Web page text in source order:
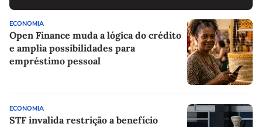
ECONOMIA
Open Finance muda a lógica do crédito
e amplia possibilidades para
empréstimo pessoal
ECONOMIA
STF invalida restrição a benefício